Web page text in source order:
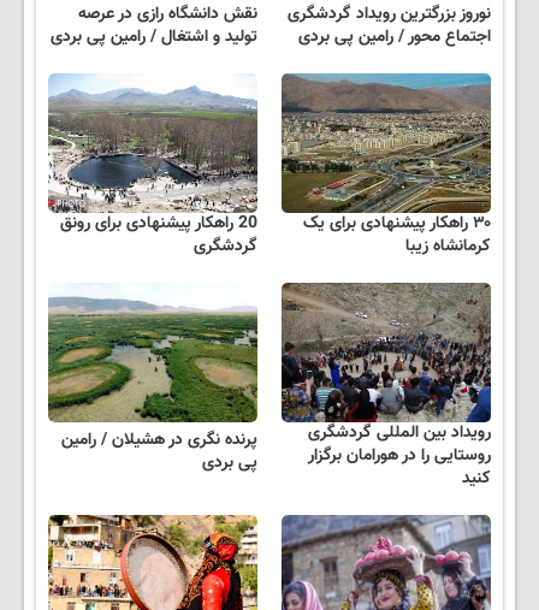
نوروز بزرگترین رویداد گردشگری
اجتماع محور / رامین پی بردی
نقش دانشگاه رازی در عرصه
تولید و اشتغال / رامین پی بردی
۳۰ راهکار پیشنهادی برای یک
کرمانشاه زیبا
20 راهکار پیشنهادی برای رونق
گردشگری
رویداد بین المللی گردشگری
روستایی را در هورامان برگزار
کنید
پرنده نگری در هشیلان / رامین
پی بردی